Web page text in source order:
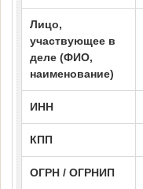
Лицо,
участвующее в
деле (ФИО,
наименование)
ИНН
КПП
ОГРН / ОГРНИП